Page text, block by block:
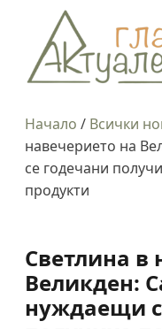
Начало / Всички
навечерието на
се годечани
продукти
Светлина в
Великден:
нуждаещи